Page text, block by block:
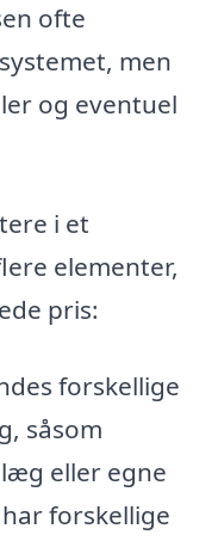
ofte
men
og eventuel
i et
elementer,
pris:
forskellige
såsom
eller egne
forskellige